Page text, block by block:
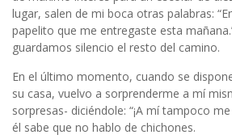
lugar, salen de mi boca otras palabras:
papelito que me entregaste esta
guardamos silencio el resto del camino.
En el último momento, cuando se
su casa, vuelvo a sorprenderme a mí
sorpresas- diciéndole: “¡A mí tampoco
él sabe que no hablo de chichones.